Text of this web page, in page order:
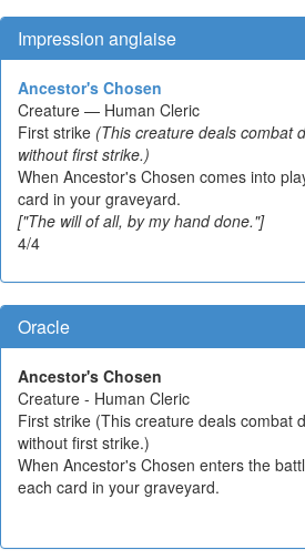
Impression anglaise
Ancestor's Chosen
Creature — Human Cleric
First strike (This creature deals combat
without first strike.)
When Ancestor's Chosen comes into
card in your graveyard.
["The will of all, by my hand done."]
4/4
Oracle
Ancestor's Chosen
Creature - Human Cleric
First strike (This creature deals combat
without first strike.)
When Ancestor's Chosen enters the
each card in your graveyard.